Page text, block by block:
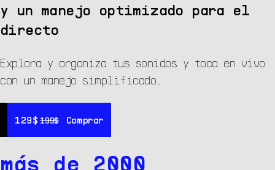
y un manejo optimizado para el
directo
Explora y organiza tus sonidos y toca en vivo
con un manejo simplificado.
129$ 199$ Comprar
129$ 199$ Comprar
más de 2000